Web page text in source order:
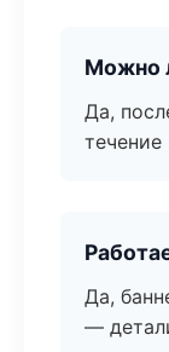
Можно
Да,
течение
Да,
—